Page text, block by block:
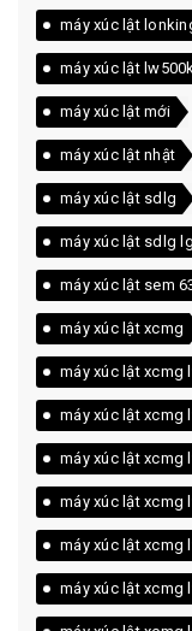
máy xúc lật
máy xúc lật
máy xúc lật mới
máy xúc lật nhật
máy xúc lật sdlg
máy xúc lật sdlg
máy xúc lật sem
máy xúc lật xcmg
máy xúc lật xcmg
máy xúc lật xcmg
máy xúc lật xcmg
máy xúc lật xcmg
máy xúc lật xcmg
máy xúc lật xcmg